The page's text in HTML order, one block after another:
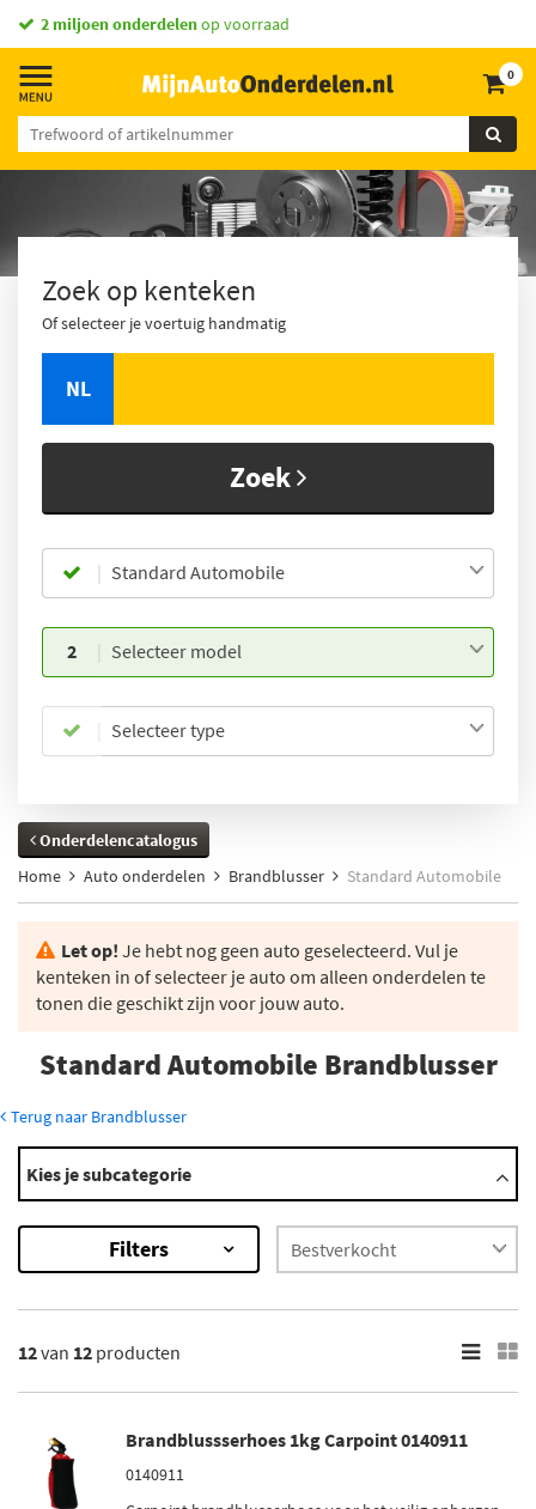
vandaag besteld,morgen in huis *
0
Zoek op kenteken
Of selecteer je voertuig handmatig
NL
Zoek
Standard Automobile
2 Selecteer model
Selecteer type
Onderdelencatalogus
Home
Auto onderdelen Brandblusser Standard Automobile
Let op! Je hebt nog geen auto geselecteerd. Vul je
kenteken in of selecteer je auto om alleen onderdelen te
tonen die geschikt zijn voor jouw auto.
Standard Automobile Brandblusser
Terug naar Brandblusser
Modellen
Gazel
×
Merk
Carpoint (1)
Anaf (2)
Belmic (7)
Kies je subcategorie
Filters
12van 12 producten
Brandblussserhoes 1kg Carpoint 0140911
0140911